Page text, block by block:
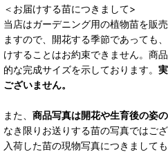
＜お届けする苗につきまして>
当店はガーデニング用の植物苗を販
ますので、開花する季節であっても
けすることはお約束できません。商
的な完成サイズを示しております。
ございません。
また、 商品写真は開花や生育後の姿
なき限りお送りする苗の写真ではご
入荷した苗の現物写真につきまして